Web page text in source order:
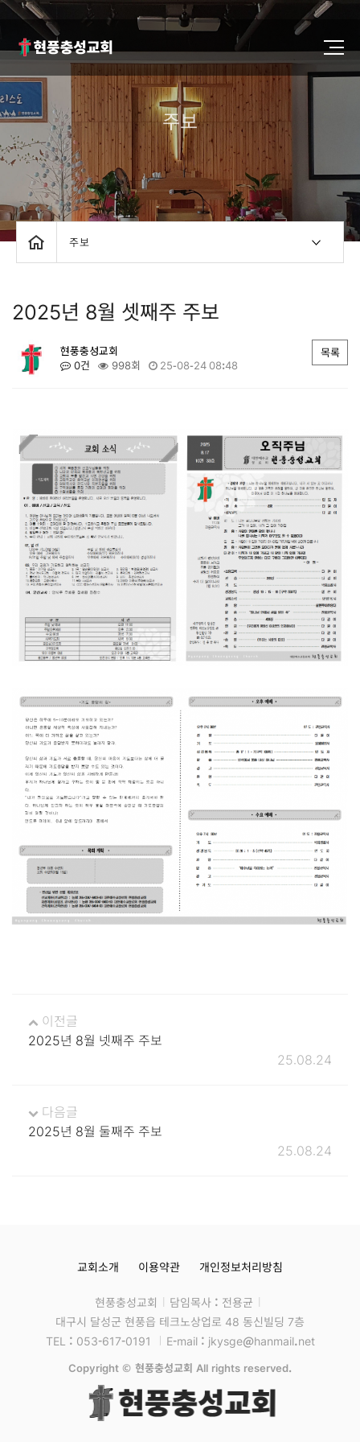
주보
주보
2025년 8월 셋째주 주보
현풍충성교회
0건 998회 25-08-24 08:48
목록
이전글
2025년 8월 넷째주 주보
25.08.24
다음글
2025년 8월 둘째주 주보
25.08.24
교회소개 이용약관 개인정보처리방침
현풍충성교회
담임목사 : 전용균
대구시 달성군 현풍읍 테크노상업로 48 동신빌딩 7층
TEL : 053-617-0191
E-mail : jkysge@hanmail.net
Copyright © 현풍충성교회 All rights reserved.